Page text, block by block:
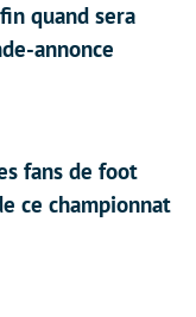
quand sera
annonce
fans de foot
ce championnat